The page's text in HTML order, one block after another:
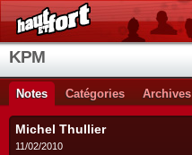
KPM
Notes Catégories Archives
Michel Thullier
11/02/2010